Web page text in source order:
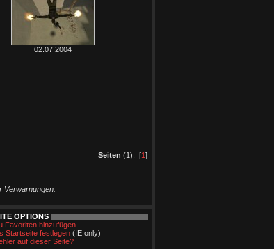
02.07.2004
Seiten (1): [1]
Verwarnungen.
OPTIONS
Favoriten hinzufügen
Startseite festlegen(IE only)
auf dieser Seite?